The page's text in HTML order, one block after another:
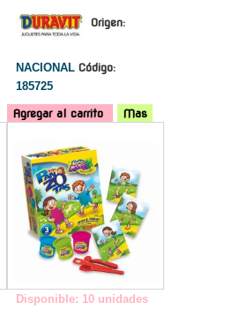
Origen:
NACIONAL Código:
185725
Agregar al carrito
Mas
Disponible: 10 unidades